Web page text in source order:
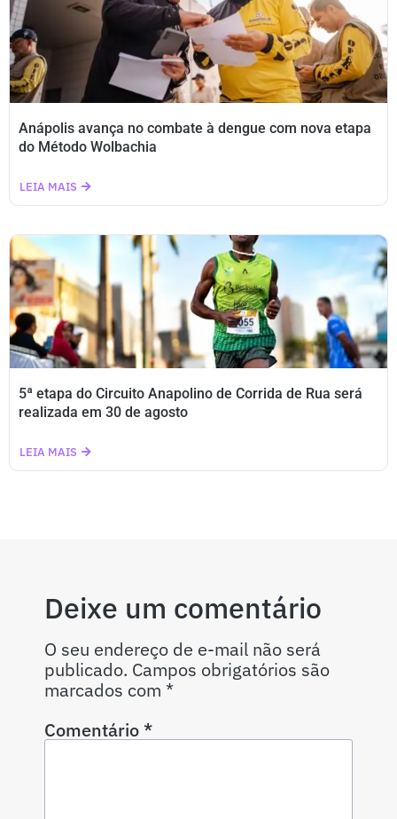
Anápolis avança no combate à dengue com nova etapa
do Método Wolbachia
LEIA MAIS
5ª etapa do Circuito Anapolino de Corrida de Rua será
realizada em 30 de agosto
LEIA MAIS
Deixe um comentário
O seu endereço de e-mail não será
publicado. Campos obrigatórios são
marcados com *
Comentário*